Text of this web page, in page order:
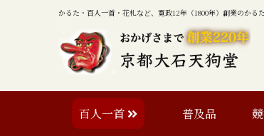
かるた・百人一首・花札など、寛政12年（1800年）創業のかる
百人一首 普及品